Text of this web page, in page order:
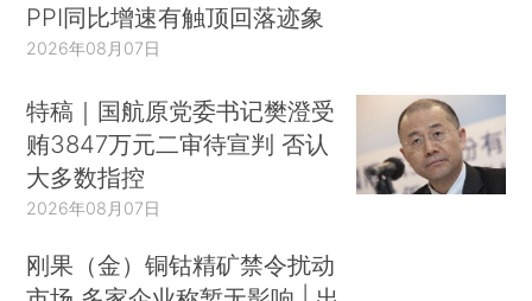
PPI同比增速有触顶回落迹象
2026年08月07日
特稿｜国航原党委书记樊澄受
贿3847万元二审待宣判 否认
大多数指控
2026年08月07日
刚果（金）铜钴精矿禁令扰动